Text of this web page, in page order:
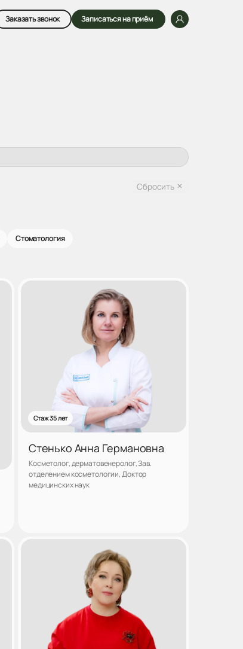
Заказать звонок Записаться на приём
Сбросить
Стоматология
Стаж 35 лет
Стенько Анна Германовна
Косметолог, дерматовенеролог, Зав.
отделением косметологии, Доктор
медицинских наук